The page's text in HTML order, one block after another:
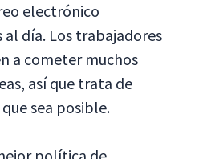
electrónico
al día. Los trabajadores
a cometer muchos
así que trata de
sea posible.